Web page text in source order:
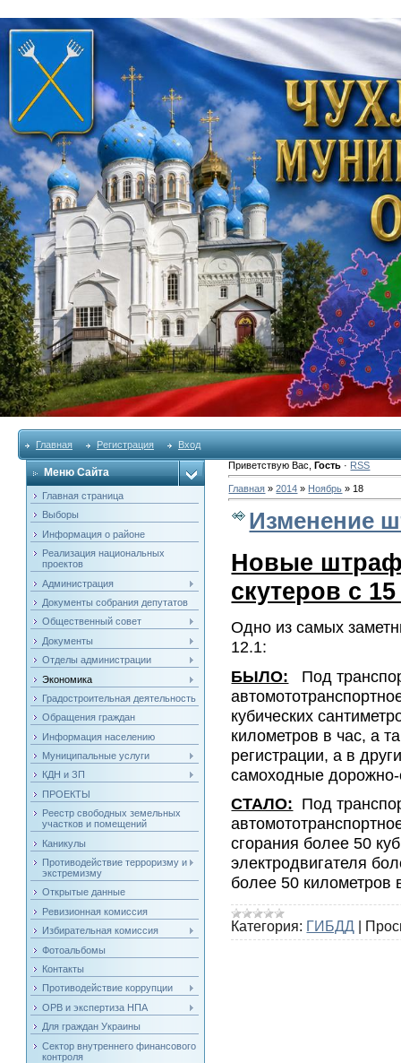
Главная Регистрация Вход
Меню Сайта
Главная страница
Выборы
Информация о районе
Реализация национальных
проектов
Администрация
Документы собрания депутатов
Общественный совет
Документы
Отделы администрации
Экономика
Градостроительная деятельность
Обращения граждан
Информация населению
Муниципальные услуги
КДН и ЗП
ПРОЕКТЫ
Реестр свободных земельных
участков и помещений
Каникулы
Противодействие терроризму и
экстремизму
Открытые данные
Ревизионная комиссия
Избирательная комиссия
Фотоальбомы
Контакты
Противодействие коррупции
ОРВ и экспертиза НПА
Для граждан Украины
Сектор внутреннего финансового
контроля
Приветствую Вас ,Гость · RSS
Главная »2014 » Ноябрь » 18
Изменение
Новые
скутеров с
Одно из самых
12.1:
БЫЛО: Под
кубических
километров в час, а
регистрации, а в
самоходные
СТАЛО: Под
сгорания более 50
электродвигателя
более 50 километров
Категория: ГИБДД